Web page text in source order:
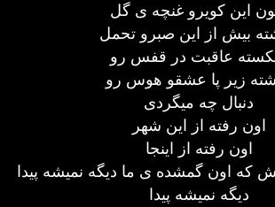
این کویرو غنچه ی گل
بیش از این صبرو تحمل
عاقبت در قفس رو
زیر پا عشقو هوس رو
دنبال چه میگردی
اون رفته از این شهر
اون رفته از اینجا
که اون گمشده ی ما دیگه نمیشه پیدا
دیگه نمیشه پیدا